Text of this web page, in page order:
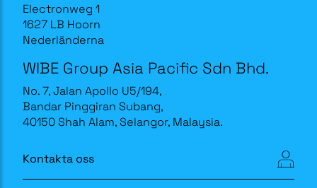
Electronweg 1
1627 LB Hoorn
Nederländerna
WIBE Group Asia Pacific Sdn Bhd.
No. 7, Jalan Apollo U5/194,
Bandar Pinggiran Subang,
40150 Shah Alam, Selangor, Malaysia.
Kontakta oss